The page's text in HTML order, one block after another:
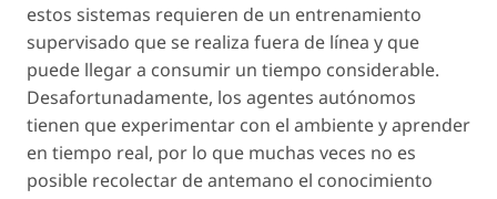
estos sistemas requieren de un entrenamiento
supervisado que se realiza fuera de línea y que
puede llegar a consumir un tiempo considerable.
Desafortunadamente, los agentes autónomos
tienen que experimentar con el ambiente y aprender
en tiempo real, por lo que muchas veces no es
posible recolectar de antemano el conocimiento